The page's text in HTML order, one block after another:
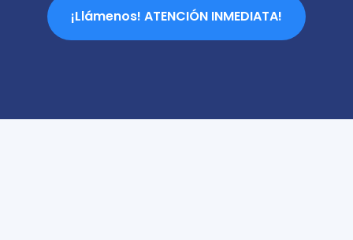
¡Llámenos! ATENCIÓN INMEDIATA!